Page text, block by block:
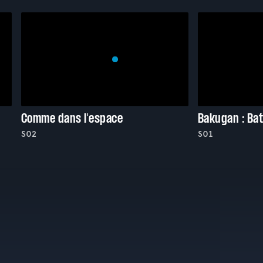
Comme dans l'espace
S02
Bakugan :
S01